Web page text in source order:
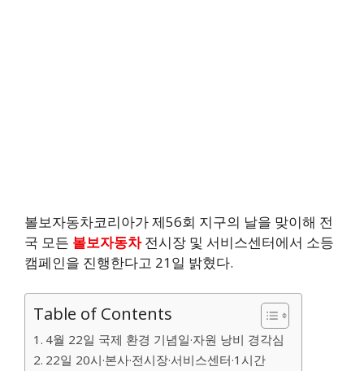
볼보자동차코리아가 제56회 지구의 날을 맞이해 전
국 모든 볼보자동차전시장 및 서비스센터에서 소등
캠페인을 진행한다고 21일 밝혔다.
Table of Contents
4월 22일 국제 환경 기념일·자원 낭비 경각심
22일 20시·본사·전시장·서비스센터·1시간